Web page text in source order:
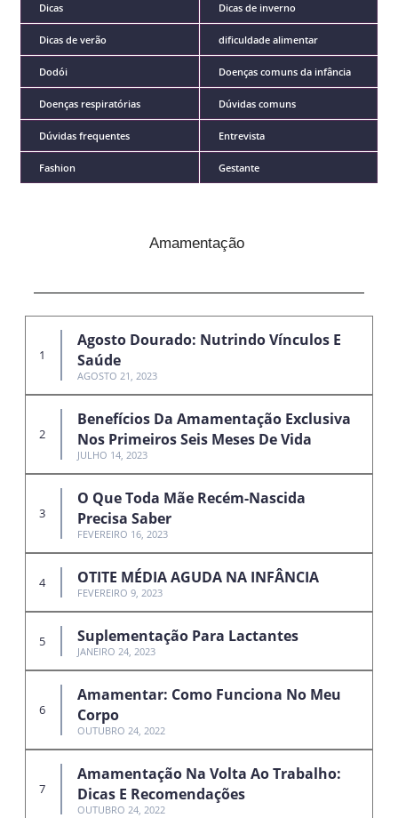
Dicas Dicas de inverno
Dicas de verão dificuldade alimentar
Dodói Doenças comuns da infância
Doenças respiratórias Dúvidas comuns
Dúvidas frequentes Entrevista
Fashion Gestante
Amamentação
Agosto Dourado: Nutrindo Vínculos E
Saúde
AGOSTO 21, 2023
Benefícios Da Amamentação Exclusiva
Nos Primeiros Seis Meses De Vida
JULHO 14, 2023
O Que Toda Mãe Recém-Nascida
Precisa Saber
FEVEREIRO 16, 2023
OTITE MÉDIA AGUDA NA INFÂNCIA
FEVEREIRO 9, 2023
Suplementação Para Lactantes
JANEIRO 24, 2023
Amamentar: Como Funciona No Meu
Corpo
OUTUBRO 24, 2022
Amamentação Na Volta Ao Trabalho:
Dicas E Recomendações
OUTUBRO 24, 2022